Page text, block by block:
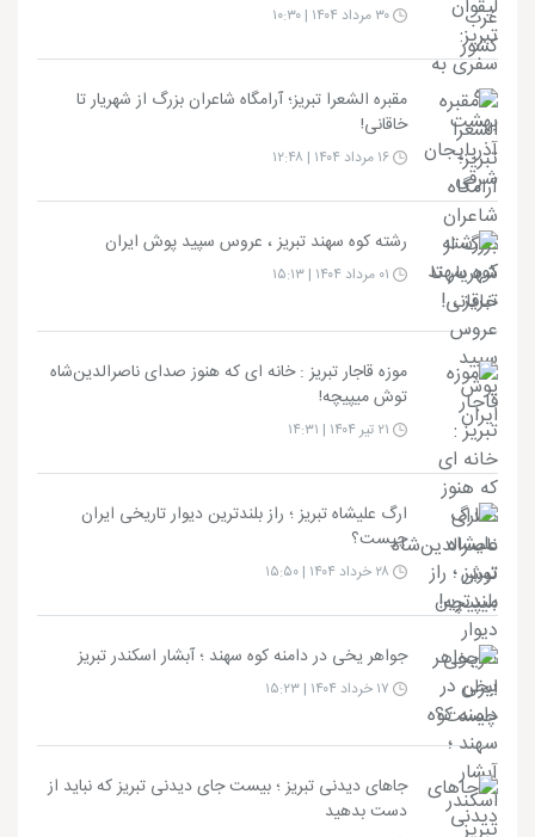
مقبره الشعرا تبریز؛ آرامگاه شاعران بزرگ از شهریار تا
خاقانی!
رشته کوه سهند تبریز ، عروس سپید پوش ایران
موزه قاجار تبریز : خانه ای که هنوز صدای ناصرالدین‌شاه
توش میپیچه!
ارگ علیشاه تبریز ؛ راز بلندترین دیوار تاریخی ایران
چیست؟
جواهر یخی در دامنه کوه سهند ؛ آبشار اسکندر تبریز
جاهای دیدنی تبریز ؛ بیست جای دیدنی تبریز که نباید از
دست بدهید